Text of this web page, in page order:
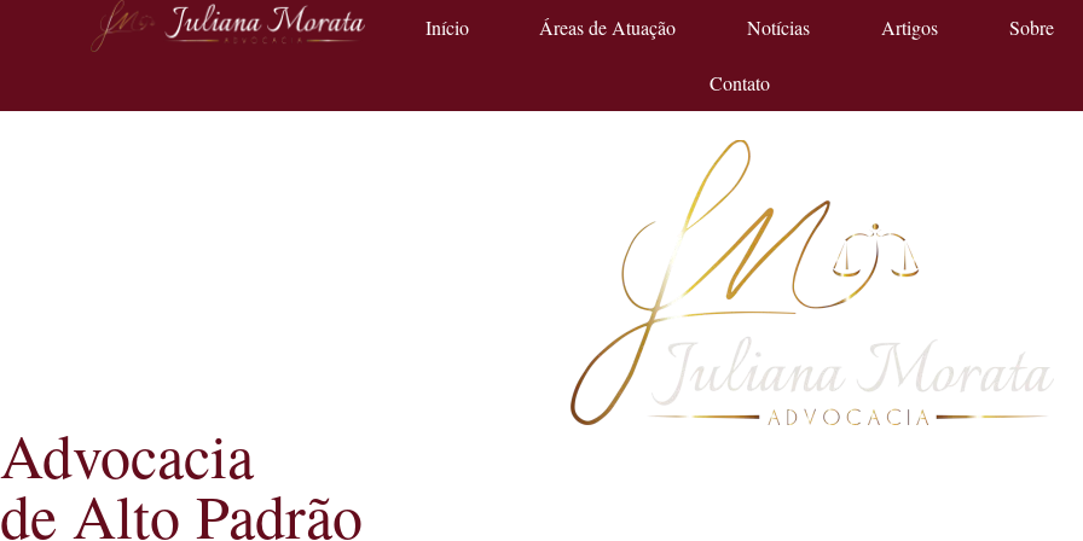
Início Áreas de Atuação Notícias Artigos Sobre
Contato
Advocacia
de Alto Padrão